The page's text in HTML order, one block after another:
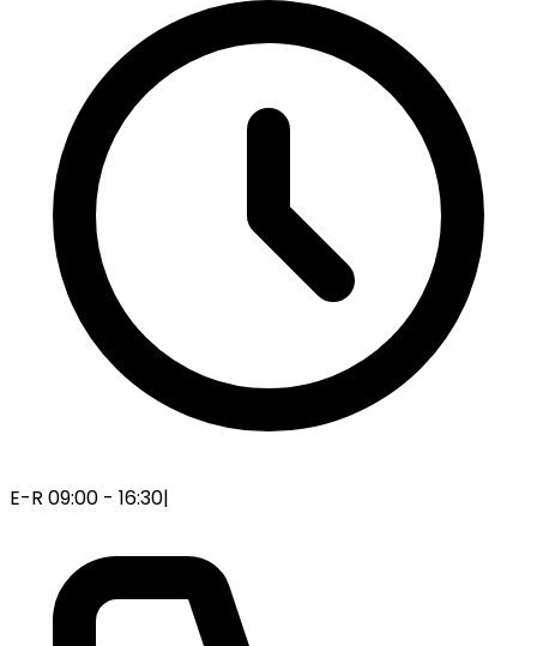
E-R 09:00 - 16:30|